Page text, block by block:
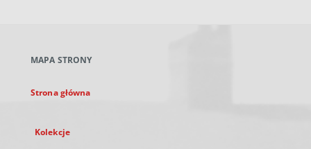
karcie
MAPA STRONY
Strona główna
Kolekcje